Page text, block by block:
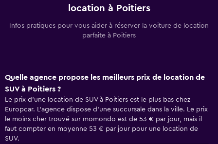
location à Poitiers
Infos pratiques pour vous aider à réserver la voiture de location
parfaite à Poitiers
Quelle agence propose les meilleurs prix de location de
SUV à Poitiers ?
Le prix d’une location de SUV à Poitiers est le plus bas chez
Europcar. L’agence dispose d’une succursale dans la ville. Le prix
le moins cher trouvé sur momondo est de 53 € par jour, mais il
faut compter en moyenne 53 € par jour pour une location de
SUV.